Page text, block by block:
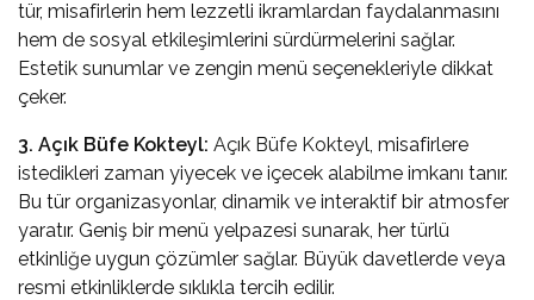
tür, misafirlerin hem lezzetli ikramlardan faydalanmasını
hem de sosyal etkileşimlerini sürdürmelerini sağlar.
Estetik sunumlar ve zengin menü seçenekleriyle dikkat
çeker.
3. Açık Büfe Kokteyl: Açık Büfe Kokteyl, misafirlere
istedikleri zaman yiyecek ve içecek alabilme imkanı tanır.
Bu tür organizasyonlar, dinamik ve interaktif bir atmosfer
yaratır. Geniş bir menü yelpazesi sunarak, her türlü
etkinliğe uygun çözümler sağlar. Büyük davetlerde veya
resmi etkinliklerde sıklıkla tercih edilir.